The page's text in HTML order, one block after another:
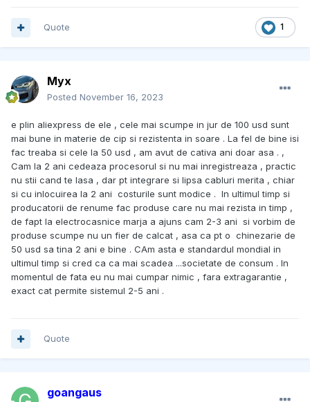
1
Quote
Myx
Posted November 16, 2023
e plin aliexpress de ele , cele mai scumpe in jur de 100 usd sunt
mai bune in materie de cip si rezistenta in soare . La fel de bine isi
fac treaba si cele la 50 usd , am avut de cativa ani doar asa . ,
Cam la 2 ani cedeaza procesorul si nu mai inregistreaza , practic
nu stii cand te lasa , dar pt integrare si lipsa cabluri merita , chiar
si cu inlocuirea la 2 ani costurile sunt modice . In ultimul timp si
producatorii de renume fac produse care nu mai rezista in timp ,
de fapt la electrocasnice marja a ajuns cam 2-3 ani si vorbim de
produse scumpe nu un fier de calcat , asa ca pt o chinezarie de
50 usd sa tina 2 ani e bine . CAm asta e standardul mondial in
ultimul timp si cred ca ca mai scadea ...societate de consum . In
momentul de fata eu nu mai cumpar nimic , fara extragarantie ,
exact cat permite sistemul 2-5 ani .
Quote
goangaus